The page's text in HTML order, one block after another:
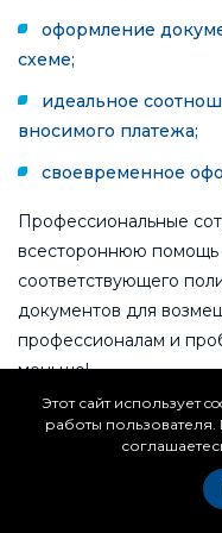
оформление
схеме;
идеальное
вносимого платежа;
своевременное
Профессиональные
всестороннюю помощь
соответствующего
документов для
профессионалам и
меньше!
Услуги
Этот сайт использует
работы пользователя.